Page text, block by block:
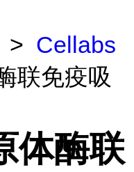
> Cellabs
联免疫吸
体酶联